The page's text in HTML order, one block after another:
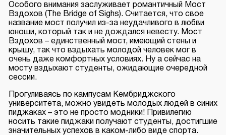
Особого внимания заслуживает романтичный Мост
Вздохов (The Bridge of Sighs). Считается, что свое
название мост получил из-за неудачливого в любви
юноши, который так и не дождался невесту. Мост
Вздохов – единственный мост, имеющий стены и
крышу, так что вздыхать молодой человек мог в
очень даже комфортных условиях. Ну а сейчас на
мосту вздыхают студенты, ожидающие очередной
сессии.
Прогуливаясь по кампусам Кембриджского
университета, можно увидеть молодых людей в синих
пиджаках – это не просто модники! Привилегию
носить такие пиджаки получают студенты, достигшие
значительных успехов в каком-либо виде спорта.